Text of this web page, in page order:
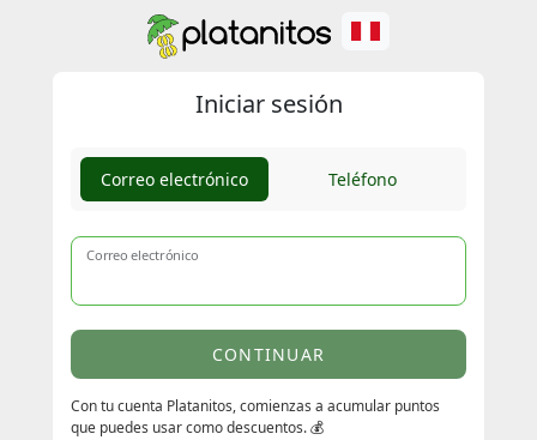
Iniciar sesión
Correo electrónico Teléfono
Correo electrónico
CONTINUAR
Con tu cuenta Platanitos, comienzas a acumular puntos
que puedes usar como descuentos. 💰